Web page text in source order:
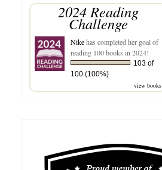
2024 Reading
Challenge
Nikehas completed her goal of
reading 100 books in 2024!
103 of
100 (100%)
view books